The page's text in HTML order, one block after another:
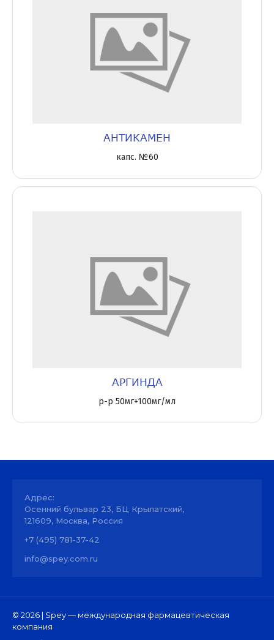
АНТИКАМЕН
капс. №60
АРГИНДА
р-р 50мг+100мг/мл
Адрес:
Осенний бульвар 23, БЦ Крылатский,
121609, Москва, Россия
+7 (495) 781-37-42
info@spey.com.ru
© 2026 | Spey — международная фармацевтическая
компания